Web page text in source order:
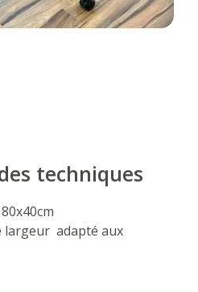
techniques
largeur adapté aux